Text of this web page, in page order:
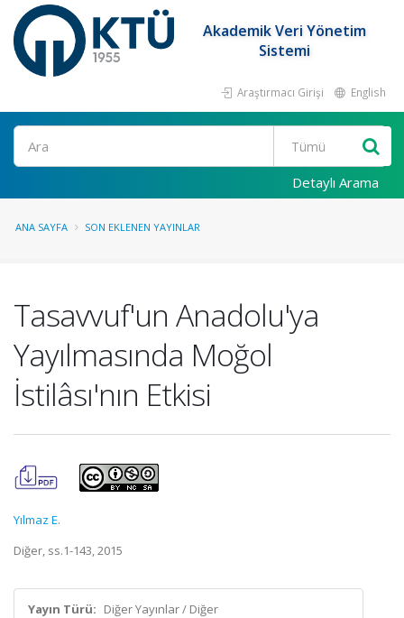
Akademik Veri Yönetim
Sistemi
Araştırmacı Girişi English
Ara
Detaylı Arama
ANA SAYFA SON EKLENEN YAYINLAR
Tasavvuf'un Anadolu'ya
Yayılmasında Moğol
İstilâsı'nın Etkisi
Yılmaz E.
Diğer, ss.1-143, 2015
Yayın Türü: Diğer Yayınlar / Diğer